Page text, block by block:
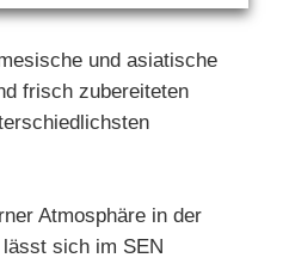
und asiatische
frisch zubereiteten
Atmosphäre in der
sich im SEN